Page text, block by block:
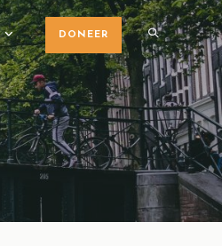
DONEER